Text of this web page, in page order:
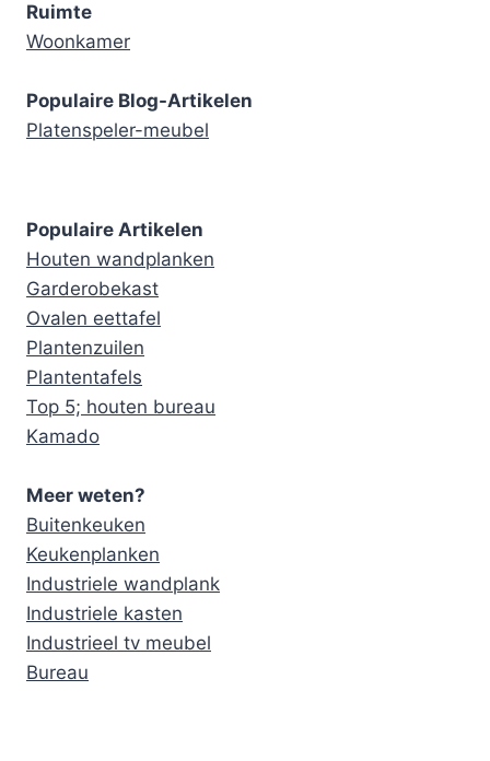
Ruimte
Woonkamer
Populaire Blog-Artikelen
Platenspeler-meubel
Populaire Artikelen
Houten wandplanken
Garderobekast
Ovalen eettafel
Plantenzuilen
Plantentafels
Top 5; houten bureau
Kamado
Meer weten?
Buitenkeuken
Keukenplanken
Industriele wandplank
Industriele kasten
Industrieel tv meubel
Bureau